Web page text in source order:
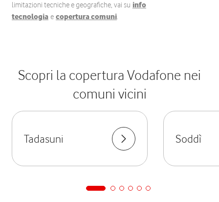
limitazioni tecniche e geografiche, vai su info
tecnologia e copertura comuni.
Scopri la copertura Vodafone nei
comuni vicini
Tadasuni Soddì